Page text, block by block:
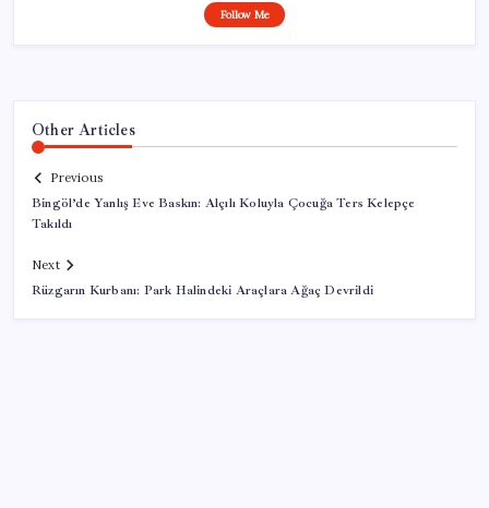
Follow Me
Other Articles
Previous
Bingöl’de Yanlış Eve Baskın: Alçılı Koluyla Çocuğa Ters Kelepçe
Takıldı
Next
Rüzgarın Kurbanı: Park Halindeki Araçlara Ağaç Devrildi